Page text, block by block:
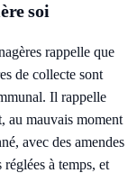
soi
rappelle que
de collecte sont
Il rappelle
au mauvais moment
avec des amendes
à temps, et